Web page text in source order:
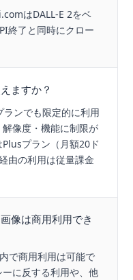
はDALL-E 2をベ
終了と同時にクロー
ますか？
ランでも限定的に利用
像度・機能に制限が
プラン（月額20ド
由の利用は従量課金
像は商用利用でき
で商用利用は可能で
に反する利用や、他